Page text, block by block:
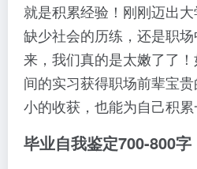
就是积累经验！刚刚迈出
缺少社会的历练，还是职
来，我们真的是太嫩了了
间的实习获得职场前辈宝
小的收获，也能为自己积累
毕业自我鉴定700-800字